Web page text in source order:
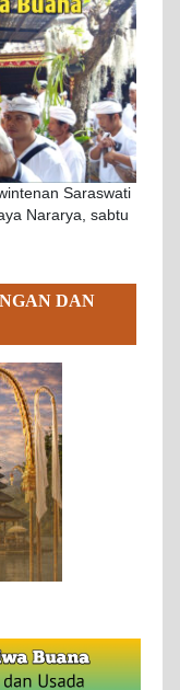
Saraswati
Nararya, sabtu
DAN